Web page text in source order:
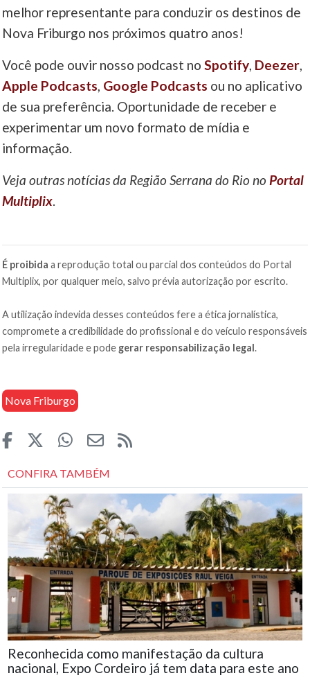
melhor representante para conduzir os destinos de
Nova Friburgo nos próximos quatro anos!
Você pode ouvir nosso podcast noSpotify, Deezer,
Apple Podcasts, Google Podcasts ou no aplicativo
de sua preferência. Oportunidade de receber e
experimentar um novo formato de mídia e
informação.
Veja outras notícias da Região Serrana do Rio no Portal
Multiplix.
É proibida a reprodução total ou parcial dos conteúdos do Portal
Multiplix, por qualquer meio, salvo prévia autorização por escrito.
A utilização indevida desses conteúdos fere a ética jornalística,
compromete a credibilidade do profissional e do veículo responsáveis
pela irregularidade e pode gerar responsabilização legal.
Nova Friburgo
CONFIRA TAMBÉM
Reconhecida como manifestação da cultura
nacional, Expo Cordeiro já tem data para este ano